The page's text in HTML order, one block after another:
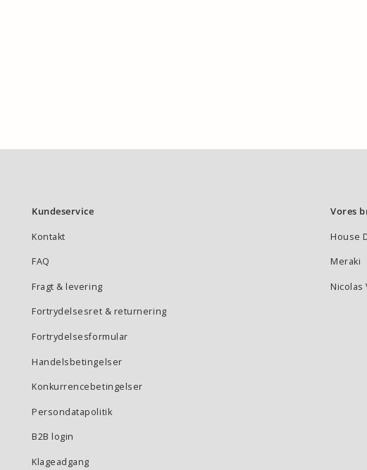
Kundeservice
Kontakt
FAQ
Fragt & levering
Fortrydelsesret & returnering
Fortrydelsesformular
Handelsbetingelser
Konkurrencebetingelser
Persondatapolitik
B2B login
Klageadgang
Vores
House
Meraki
Nicolas